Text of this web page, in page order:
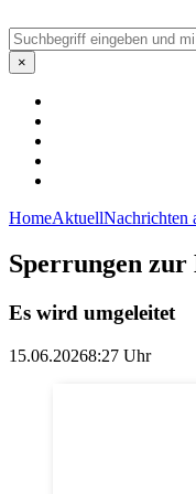
Suchen
×
HomeAktuellNachrichten
Sperrungen
Es wird umgeleitet
15.06.20268:27 Uhr